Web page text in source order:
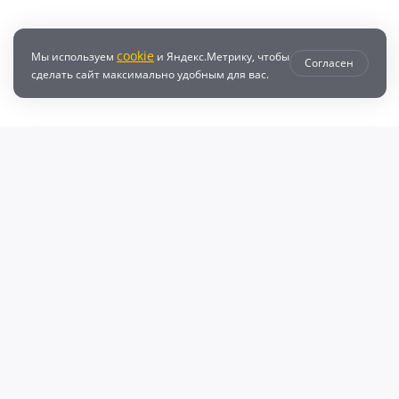
Мы используем cookie и Яндекс.Метрику, чтобы
сделать сайт максимально удобным для вас.
Согласен